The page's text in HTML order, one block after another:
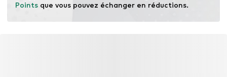
Points que vous pouvez échanger en réductions.